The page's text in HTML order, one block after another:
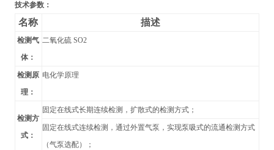
技术参数：
名称 描述
检测气
体：
二氧化硫 SO2
检测原
理：
电化学原理
检测方
式：
固定在线式长期连续检测，扩散式的检测方式；
固定在线式连续检测，通过外置气泵，实现泵吸式的流通检测方式
（气泵选配）；